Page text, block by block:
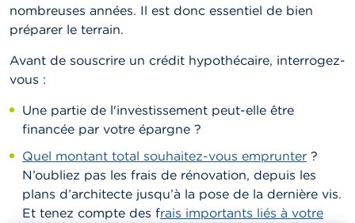
nombreuses années. Il est donc essentiel de bien
préparer le terrain.
Avant de souscrire un crédit hypothécaire, interrogez-
vous :
Une partie de l'investissement peut-elle être
financée par votre épargne ?
Quel montant total souhaitez-vous emprunter ?
N’oubliez pas les frais de rénovation, depuis les
plans d’architecte jusqu’à la pose de la dernière vis.
Et tenez compte des frais importants liés à votre